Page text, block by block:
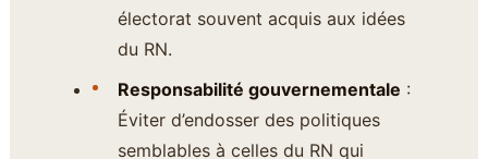
électorat souvent acquis aux idées
du RN.
Responsabilité gouvernementale :
Éviter d’endosser des politiques
semblables à celles du RN qui